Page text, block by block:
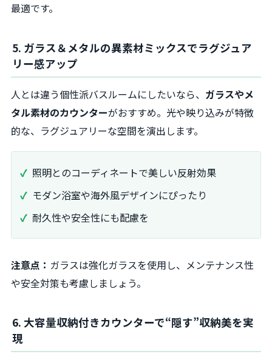
最適です。
5. ガラス＆メタルの異素材ミックスでラグジュア
リー感アップ
人とは違う個性派バスルームにしたいなら、 ガラスやメ
タル素材のカウンターがおすすめ。光や映り込みが特徴
的な、ラグジュアリーな空間を演出します。
照明とのコーディネートで美しい反射効果
モダン浴室や海外風デザインにぴったり
耐久性や安全性にも配慮を
注意点： ガラスは強化ガラスを使用し、メンテナンス性
や安全対策も考慮しましょう。
6. 大容量収納付きカウンターで“隠す”収納美を実
現